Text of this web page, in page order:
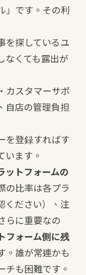
」です。その利
を探しているユ
なくても露出が
カスタマーサポ
自店の管理負担
を登録すればす
います。
ットフォームの
の比率は各プラ
ください）、注
らに重要なの
フォーム側に残
。誰が常連かも
チも困難です。